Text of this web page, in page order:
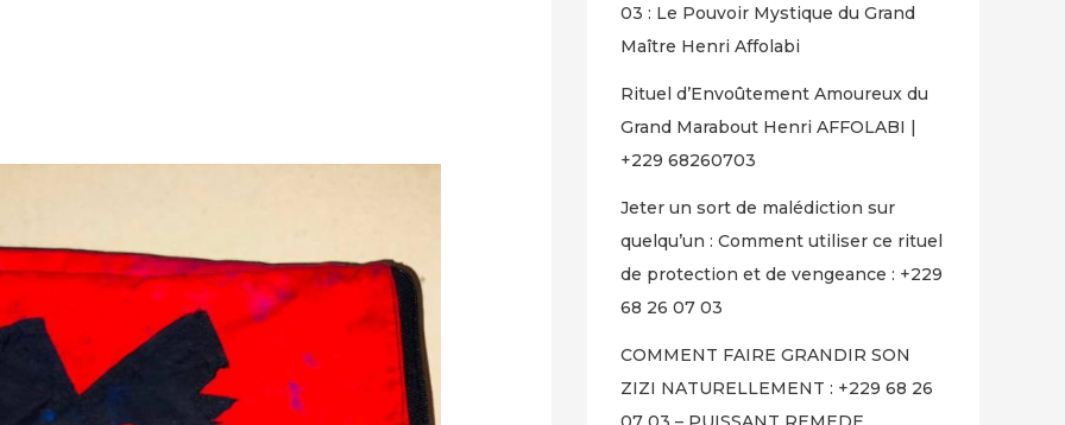
03 : Le Pouvoir Mystique du Grand
Maître Henri Affolabi
Rituel d’Envoûtement Amoureux du
Grand Marabout Henri AFFOLABI |
+229 68260703
Jeter un sort de malédiction sur
quelqu’un : Comment utiliser ce rituel
de protection et de vengeance : +229
68 26 07 03
COMMENT FAIRE GRANDIR SON
ZIZI NATURELLEMENT : +229 68 26